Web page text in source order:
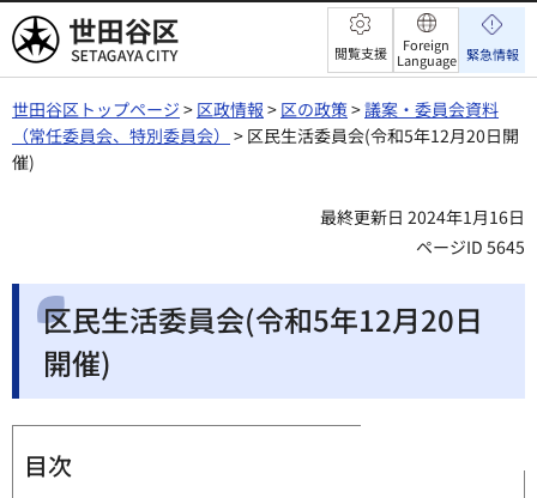
世田谷区 閲覧支援
Foreign
Language 緊急情報
世田谷区トップページ > 区政情報 > 区の政策>議案・委員会資料
（常任委員会、特別委員会） > 区民生活委員会(令和5年12月20日開
催)
最終更新日 2024年1月16日
ページID 5645
区民生活委員会(令和5年12月20日
開催)
目次